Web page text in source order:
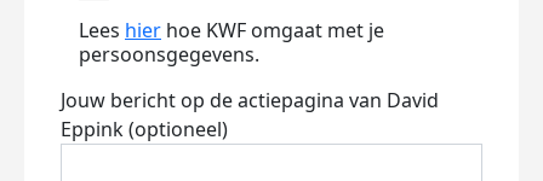
Lees hier hoe KWF omgaat met je
persoonsgegevens.
Jouw bericht op de actiepagina van David
Eppink (optioneel)